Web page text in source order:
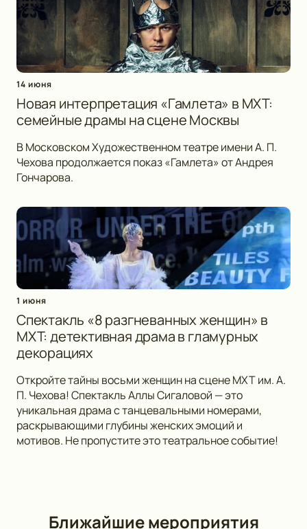
14 июня
Новая интерпретация «Гамлета» в МХТ:
семейные драмы на сцене Москвы
В Московском Художественном театре имени А. П.
Чехова продолжается показ «Гамлета» от Андрея
Гончарова.
1 июня
Спектакль «8 разгневанных женщин» в
МХТ: детективная драма в гламурных
декорациях
Откройте тайны восьми женщин на сцене МХТ им. А.
П. Чехова! Спектакль Аллы Сигаловой — это
уникальная драма с танцевальными номерами,
раскрывающими глубины женских эмоций и
мотивов. Не пропустите это театральное событие!
Ближайшие мероприятия